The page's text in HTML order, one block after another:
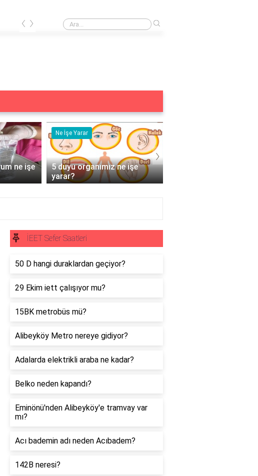
Venatura iyot damla % kaç?
‹ ›
ne işe
Ne İşe Yarar
5 duyu organımız ne işe
yarar?
›
İEET Sefer Saatleri
50 D hangi duraklardan geçiyor?
29 Ekim iett çalışıyor mu?
15BK metrobüs mü?
Alibeyköy Metro nereye gidiyor?
Adalarda elektrikli araba ne kadar?
Belko neden kapandı?
Eminönü'nden Alibeyköy'e tramvay var
mı?
Acı bademin adı neden Acıbadem?
142B neresi?